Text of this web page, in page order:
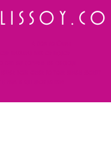
L I S S O Y . C O